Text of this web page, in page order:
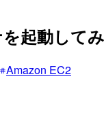
起動して
Amazon EC2